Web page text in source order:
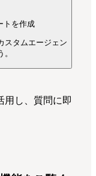
トを作成
スタムエージェン
用し、質問に即